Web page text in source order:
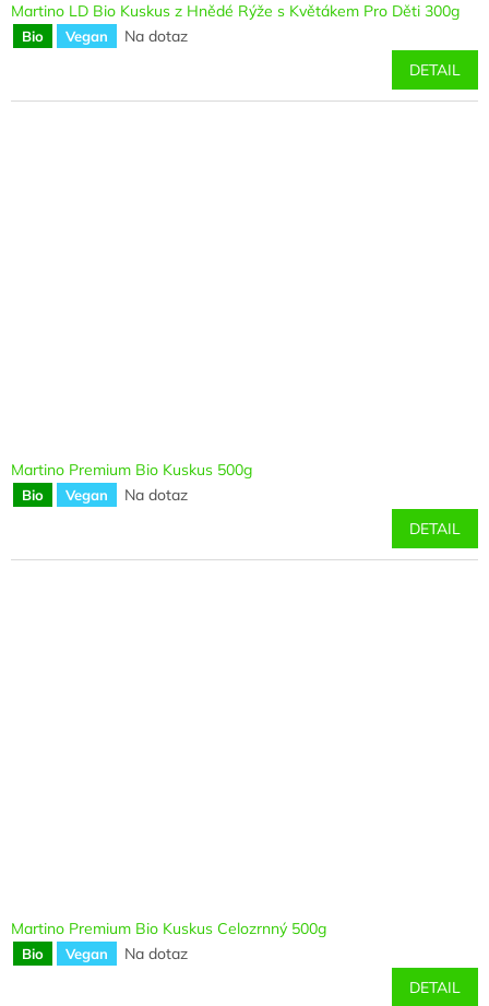
Martino LD Bio Kuskus z Hnědé Rýže s Květákem Pro Děti 300g
Bio Vegan
Na dotaz
DETAIL
Martino Premium Bio Kuskus 500g
Bio Vegan
Na dotaz
DETAIL
Martino Premium Bio Kuskus Celozrnný 500g
Bio Vegan
Na dotaz
DETAIL